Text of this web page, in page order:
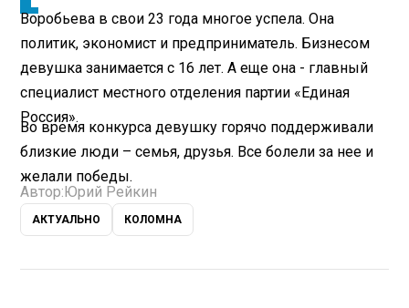
Воробьева в свои 23 года многое успела. Она
политик, экономист и предприниматель. Бизнесом
девушка занимается с 16 лет. А еще она - главный
специалист местного отделения партии «Единая
Россия».
Во время конкурса девушку горячо поддерживали
близкие люди – семья, друзья. Все болели за нее и
желали победы.
Автор: Юрий Рейкин
АКТУАЛЬНО КОЛОМНА